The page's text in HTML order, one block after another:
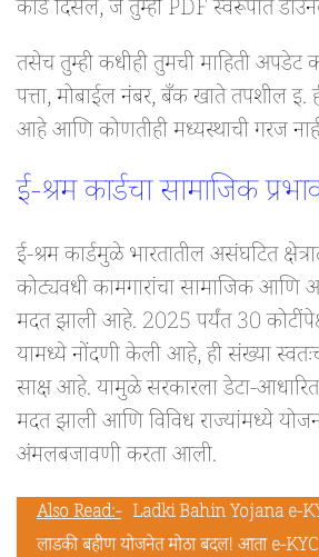
कार्ड दिसेल, जे तुम्ही PDF स्वरूपात
तसेच तुम्ही कधीही तुमची माहिती
पत्ता, मोबाईल नंबर, बँक खाते तपशील इ.
आहे आणि कोणतीही मध्यस्थाची गरज
ई-श्रम कार्डचा सामाजिक
ई-श्रम कार्डमुळे भारतातील असंघटित
कोट्यवधी कामगारांचा सामाजिक आणि
मदत झाली आहे. 2025 पर्यंत 30
यामध्ये नोंदणी केली आहे, ही संख्या
साक्ष आहे. यामुळे सरकारला डेटा-
मदत झाली आणि विविध राज्यांमध्ये
अंमलबजावणी करता आली.
Also Read:- Ladki Bahin Yojana e-
लाडकी बहीण योजनेत मोठा बदल! आता e-